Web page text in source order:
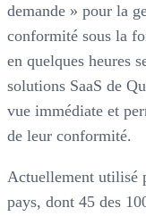
demande » pour la
conformité sous la
en quelques heures
solutions SaaS de
vue immédiate et
de leur conformité.
Actuellement utilisé
pays, dont 45 des